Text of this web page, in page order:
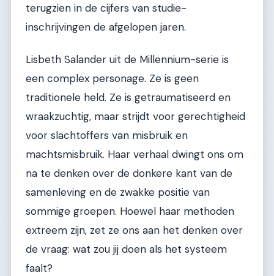
terugzien in de cijfers van studie-
inschrijvingen de afgelopen jaren.
Lisbeth Salander uit de Millennium-serie is
een complex personage. Ze is geen
traditionele held. Ze is getraumatiseerd en
wraakzuchtig, maar strijdt voor gerechtigheid
voor slachtoffers van misbruik en
machtsmisbruik. Haar verhaal dwingt ons om
na te denken over de donkere kant van de
samenleving en de zwakke positie van
sommige groepen. Hoewel haar methoden
extreem zijn, zet ze ons aan het denken over
de vraag: wat zou jij doen als het systeem
faalt?